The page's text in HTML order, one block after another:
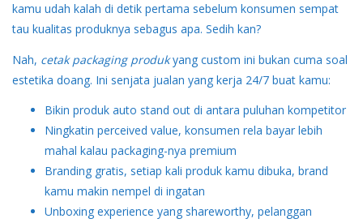
kamu udah kalah di detik pertama sebelum konsumen sempat
tau kualitas produknya sebagus apa. Sedih kan?
Nah, cetak packaging produkyang custom ini bukan cuma soal
estetika doang. Ini senjata jualan yang kerja 24/7 buat kamu:
Bikin produk auto stand out di antara puluhan kompetitor
Ningkatin perceived value, konsumen rela bayar lebih
mahal kalau packaging-nya premium
Branding gratis, setiap kali produk kamu dibuka, brand
kamu makin nempel di ingatan
Unboxing experience yang shareworthy, pelanggan